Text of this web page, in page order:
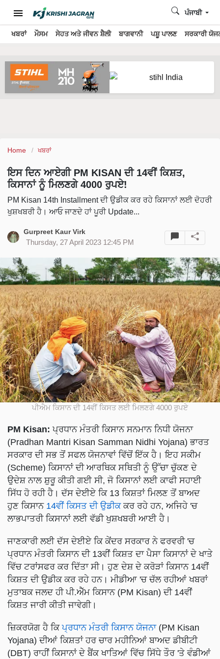
ਖਬਰਾਂ ਮੌਸਮ ਸੇਹਤ ਅਤੇ ਜੀਵਨ ਸ਼ੈਲੀ ਬਾਗਵਾਨੀ ਪਸ਼ੂ ਪਾਲਣ ਸਰਕਾਰੀ
ਪੰਜਾਬੀ
Home ਖਬਰਾਂ
ਇਸ ਦਿਨ ਆਏਗੀ PM KISAN ਦੀ 14ਵੀਂ ਕਿਸ਼ਤ,
ਕਿਸਾਨਾਂ ਨੂੰ ਮਿਲਣਗੇ 4000 ਰੁਪਏ!
PM Kisan 14th Installment ਦੀ ਉਡੀਕ ਕਰ ਰਹੇ ਕਿਸਾਨਾਂ ਲਈ ਦੋਹਰੀ
ਖੁਸ਼ਖਬਰੀ ਹੈ। ਆਓ ਜਾਣਦੇ ਹਾਂ ਪੂਰੀ Update...
Gurpreet Kaur Virk
Thursday, 27 April 2023 12:45 PM
ਪੀਐਮ ਕਿਸਾਨ ਦੀ 14ਵੀਂ ਕਿਸਤ ਲਈ ਮਿਲਣਗੇ 4000 ਰੁਪਏ
PM Kisan: ਪ੍ਰਧਾਨ ਮੰਤਰੀ ਕਿਸਾਨ ਸਨਮਾਨ ਨਿਧੀ ਯੋਜਨਾ
(Pradhan Mantri Kisan Samman Nidhi Yojana) ਭਾਰਤ
ਸਰਕਾਰ ਦੀ ਸਭ ਤੋਂ ਸਫਲ ਯੋਜਨਾਵਾਂ ਵਿੱਚੋਂ ਇੱਕ ਹੈ। ਇਹ ਸਕੀਮ
(Scheme) ਕਿਸਾਨਾਂ ਦੀ ਆਰਥਿਕ ਸਥਿਤੀ ਨੂੰ ਉੱਚਾ ਚੁੱਕਣ ਦੇ
ਉਦੇਸ਼ ਨਾਲ ਸ਼ੁਰੂ ਕੀਤੀ ਗਈ ਸੀ, ਜੋ ਕਿਸਾਨਾਂ ਲਈ ਕਾਫੀ ਸਹਾਈ
ਸਿੱਧ ਹੋ ਰਹੀ ਹੈ। ਦੱਸ ਦੇਈਏ ਕਿ 13 ਕਿਸ਼ਤਾਂ ਮਿਲਣ ਤੋਂ ਬਾਅਦ
ਹੁਣ ਕਿਸਾਨ 14ਵੀਂ ਕਿਸਤ ਦੀ ਉਡੀਕਕਰ ਰਹੇ ਹਨ, ਅਜਿਹੇ 'ਚ
ਲਾਭਪਾਤਰੀ ਕਿਸਾਨਾਂ ਲਈ ਵੱਡੀ ਖੁਸ਼ਖਬਰੀ ਆਈ ਹੈ।
ਜਾਣਕਾਰੀ ਲਈ ਦੱਸ ਦੇਈਏ ਕਿ ਕੇਂਦਰ ਸਰਕਾਰ ਨੇ ਫਰਵਰੀ 'ਚ
ਪ੍ਰਧਾਨ ਮੰਤਰੀ ਕਿਸਾਨ ਦੀ 13ਵੀਂ ਕਿਸ਼ਤ ਦਾ ਪੈਸਾ ਕਿਸਾਨਾਂ ਦੇ ਖਾਤੇ
ਵਿੱਚ ਟਰਾਂਸਫਰ ਕਰ ਦਿੱਤਾ ਸੀ। ਹੁਣ ਦੇਸ਼ ਦੇ ਕਰੋੜਾਂ ਕਿਸਾਨ 14ਵੀਂ
ਕਿਸ਼ਤ ਦੀ ਉਡੀਕ ਕਰ ਰਹੇ ਹਨ। ਮੀਡੀਆ 'ਚ ਚੱਲ ਰਹੀਆਂ ਖਬਰਾਂ
ਮੁਤਾਬਕ ਜਲਦ ਹੀ ਪੀ.ਐੱਮ ਕਿਸਾਨ (PM Kisan) ਦੀ 14ਵੀਂ
ਕਿਸ਼ਤ ਜਾਰੀ ਕੀਤੀ ਜਾਵੇਗੀ।
ਜ਼ਿਕਰਯੋਗ ਹੈ ਕਿਪ੍ਰਧਾਨ ਮੰਤਰੀ ਕਿਸਾਨ ਯੋਜਨਾ(PM Kisan
Yojana) ਦੀਆਂ ਕਿਸ਼ਤਾਂ ਹਰ ਚਾਰ ਮਹੀਨਿਆਂ ਬਾਅਦ ਡੀਬੀਟੀ
(DBT) ਰਾਹੀਂ ਕਿਸਾਨਾਂ ਦੇ ਬੈਂਕ ਖਾਤਿਆਂ ਵਿੱਚ ਸਿੱਧੇ ਤੌਰ 'ਤੇ ਵੰਡੀਆਂ